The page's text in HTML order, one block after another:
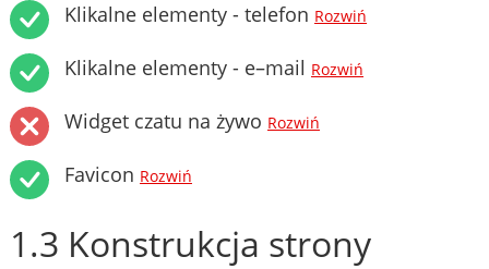
Klikalne elementy - telefon Rozwiń
Klikalne elementy - e–mail Rozwiń
Widget czatu na żywo Rozwiń
Favicon Rozwiń
1.3 Konstrukcja strony